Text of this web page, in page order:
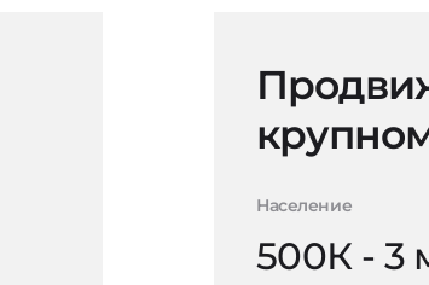
Население
500К - 3